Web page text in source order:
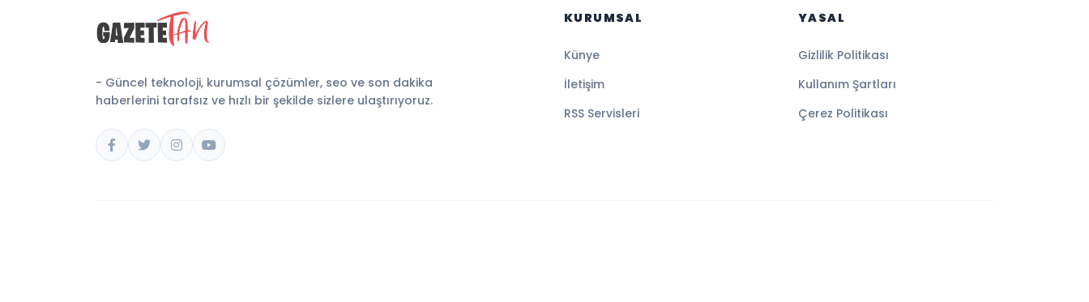
- Güncel teknoloji, kurumsal çözümler, seo ve son dakika
haberlerini tarafsız ve hızlı bir şekilde sizlere ulaştırıyoruz.
KURUMSAL
Künye
İletişim
RSS Servisleri
YASAL
Gizlilik Politikası
Kullanım Şartları
Çerez Politikası